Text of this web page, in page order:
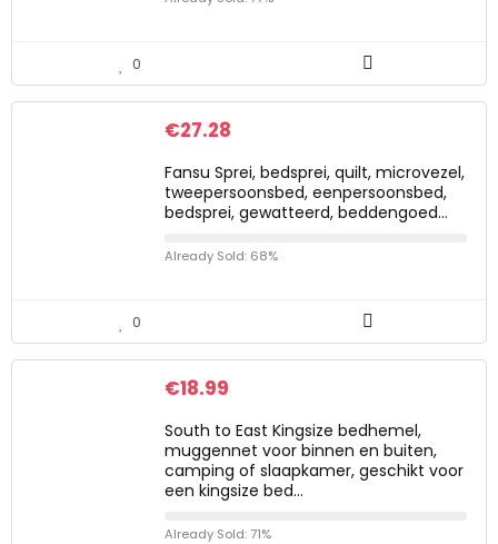
0
€27.28
Fansu Sprei, bedsprei, quilt, microvezel,
tweepersoonsbed, eenpersoonsbed,
bedsprei, gewatteerd, beddengoed…
Already Sold: 68%
0
€18.99
South to East Kingsize bedhemel,
muggennet voor binnen en buiten,
camping of slaapkamer, geschikt voor
een kingsize bed…
Already Sold: 71%